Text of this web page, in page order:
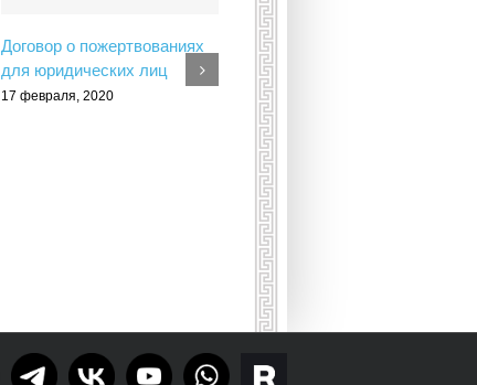
Договор о пожертвованиях
для юридических лиц
17 февраля, 2020
Приглашаем школьников на
Спартакиаду в Грецию!
(Амфиполис, 15-19 мая
2020г.)
30 января, 2020
Тelegram rutube